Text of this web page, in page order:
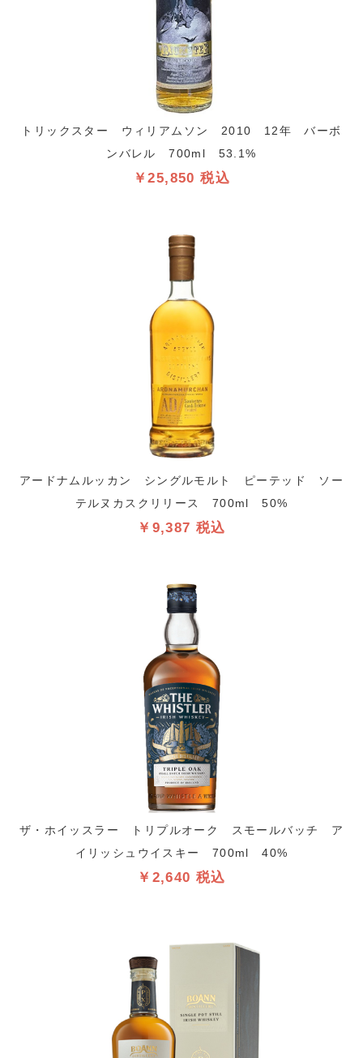
トリックスター ウィリアムソン 2010 12年 バーボ
ンバレル 700ml 53.1%
￥25,850 税込
アードナムルッカン シングルモルト ピーテッド ソー
テルヌカスクリリース 700ml 50%
￥9,387 税込
ザ・ホイッスラー トリプルオーク スモールバッチ ア
イリッシュウイスキー 700ml 40%
￥2,640 税込